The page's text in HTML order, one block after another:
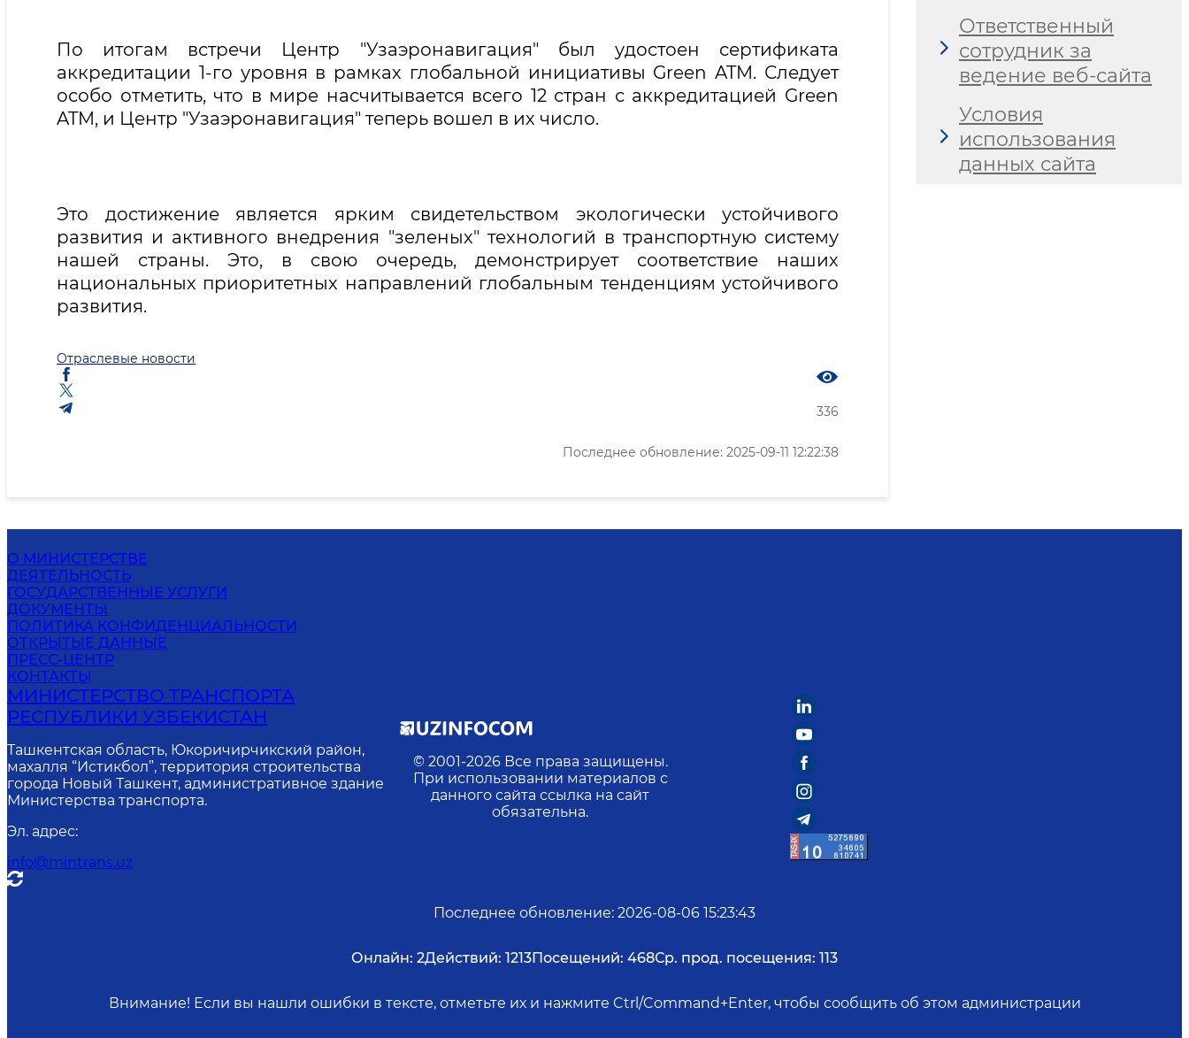
По итогам встречи Центр "Узаэронавигация" был удостоен сертификата
аккредитации 1-го уровня в рамках глобальной инициативы Green ATM. Следует
особо отметить, что в мире насчитывается всего 12 стран с аккредитацией Green
ATM, и Центр "Узаэронавигация" теперь вошел в их число.
Это достижение является ярким свидетельством экологически устойчивого
развития и активного внедрения "зеленых" технологий в транспортную систему
нашей страны. Это, в свою очередь, демонстрирует соответствие наших
национальных приоритетных направлений глобальным тенденциям устойчивого
развития.
Отраслевые новости
336
Последнее обновление: 2025-09-11 12:22:38
Ответственный
сотрудник за
ведение веб-сайта
Условия
использования
данных сайта
О МИНИСТЕРСТВЕ
ДЕЯТЕЛЬНОСТЬ
ГОСУДАРСТВЕННЫЕ УСЛУГИ
ДОКУМЕНТЫ
ПОЛИТИКА КОНФИДЕНЦИАЛЬНОСТИ
ОТКРЫТЫЕ ДАННЫЕ
ПРЕСС-ЦЕНТР
КОНТАКТЫ
МИНИСТЕРСТВО ТРАНСПОРТА
РЕСПУБЛИКИ УЗБЕКИСТАН
Ташкентская область, Юкоричирчикский район,
махалля “Истикбол”, территория строительства
города Новый Ташкент, административное здание
Министерства транспорта.
Эл. адрес:
info@mintrans.uz
© 2001-2026 Все права защищены.
При использовании материалов с
данного сайта ссылка на сайт
обязательна.
Последнее обновление: 2026-08-06 15:23:43
Онлайн: 2Действий: 1213Посещений: 468Ср. прод. посещения: 113
Внимание! Если вы нашли ошибки в тексте, отметьте их и нажмите Ctrl/Command+Enter, чтобы сообщить об этом администрации